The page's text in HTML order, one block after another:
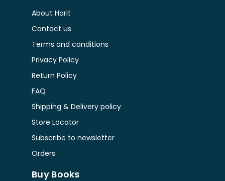
About Harit
Contact us
Terms and conditions
Privacy Policy
Return Policy
FAQ
Shipping & Delivery policy
Store Locator
Subscribe to newsletter
Orders
Buy Books